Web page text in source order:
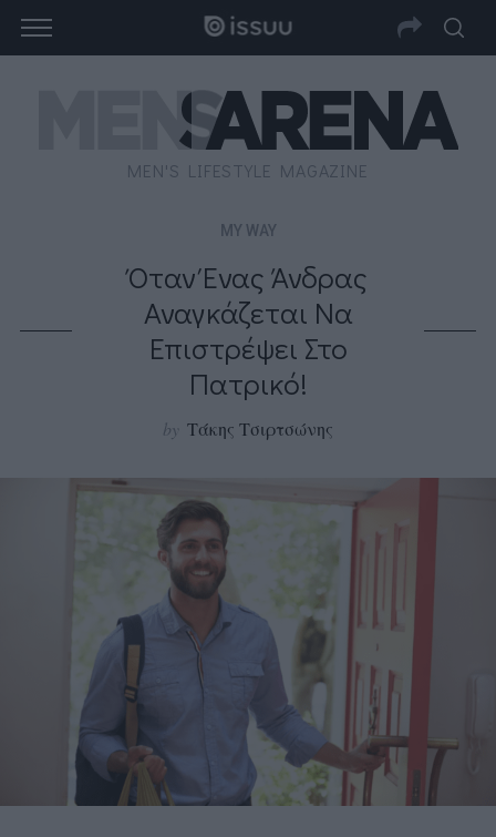
MEN'S LIFESTYLE MAGAZINE
MY WAY
Όταν Ένας Άνδρας
Αναγκάζεται Να
Επιστρέψει Στο
Πατρικό!
by Τάκης Τσιρτσώνης